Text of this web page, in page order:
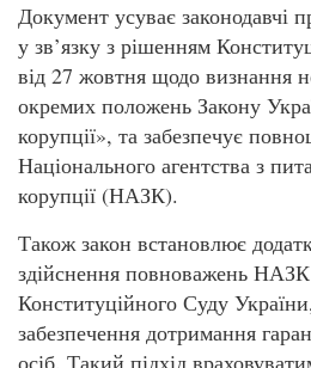
Документ усуває законодавчі
у зв’язку з рішенням
від 27 жовтня щодо визнання
окремих положень Закону
корупції», та забезпечує
Національного агентства з
корупції (НАЗК).
Також закон встановлює
здійснення повноважень НАЗК
Конституційного Суду
забезпечення дотримання
осіб. Такий підхід